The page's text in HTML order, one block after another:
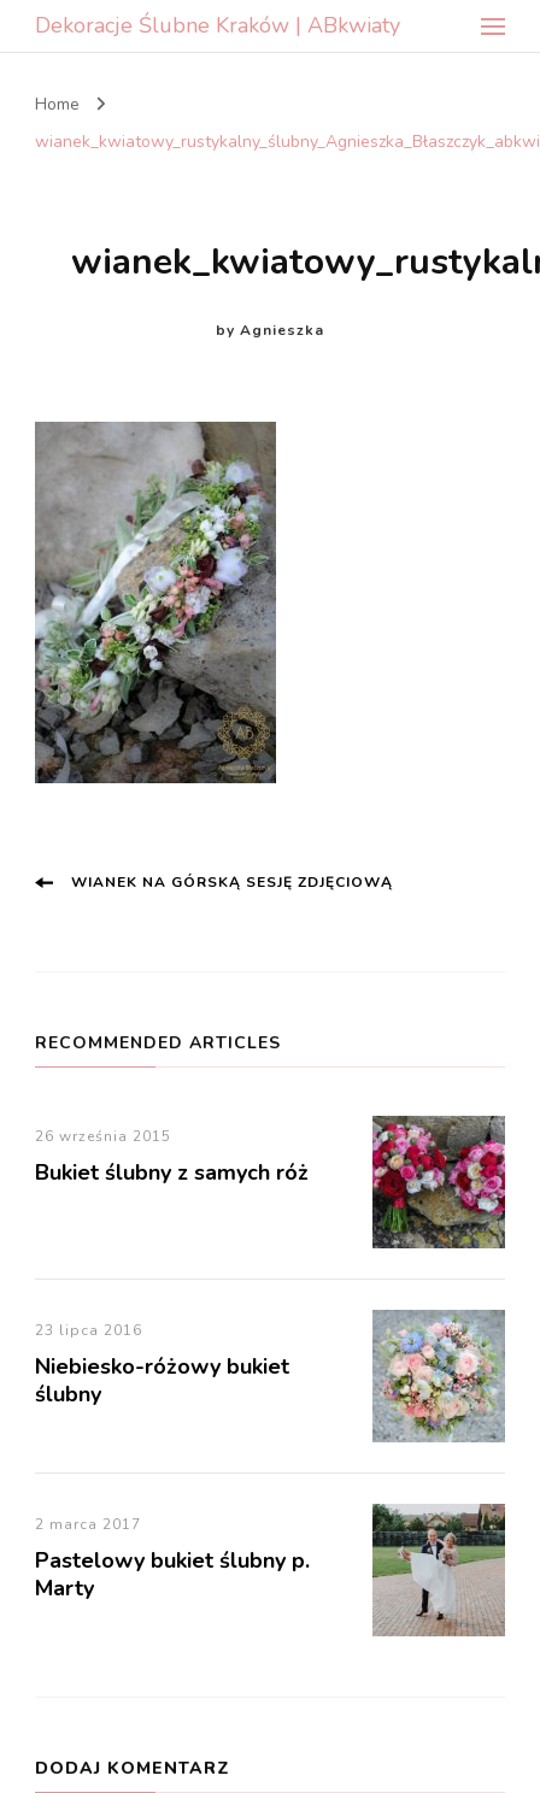
Dekoracje Ślubne Kraków | ABkwiaty
Home
by Agnieszka
Post
WIANEK NA GÓRSKĄ SESJĘ ZDJĘCIOWĄ
RECOMMENDED ARTICLES
26 września 2015
Bukiet ślubny z samych róż
23 lipca 2016
Niebiesko-różowy bukiet
ślubny
2 marca 2017
Pastelowy bukiet ślubny p.
Marty
DODAJ KOMENTARZ